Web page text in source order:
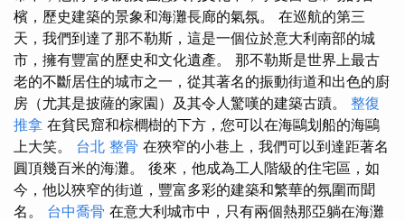
檳，歷史建築的景象和海灘長廊的氣氛。 在巡航的第三
天，我們到達了那不勒斯，這是一個位於意大利南部的城
市，擁有豐富的歷史和文化遺產。 那不勒斯是世界上最古
老的不斷居住的城市之一，從其著名的振動街道和出色的廚
房（尤其是披薩的家園）及其令人驚嘆的建築古蹟。 整復
推拿 在貧民窟和棕櫚樹的下方，您可以在海鷗划船的海鷗
上大笑。 台北 整骨 在狹窄的小巷上，我們可以到達距著名
圓頂幾百米的海灘。 後來，他成為工人階級的住宅區，如
今，他以狹窄的街道，豐富多彩的建築和繁華的氛圍而聞
名。 台中喬骨 在意大利城市中，只有兩個熱那亞躺在海灘